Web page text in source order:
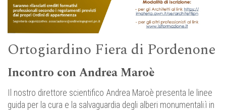
Ortogiardino Fiera di Pordenone
Incontro con Andrea Maroè
Il nostro direttore scientifico Andrea Maroè presenta le linee
guida per la cura e la salvaguardia degli alberi monumentali.ì in